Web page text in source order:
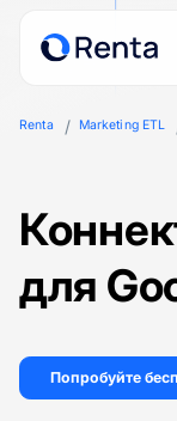
Renta Marketing ETL
для
Попробуйте